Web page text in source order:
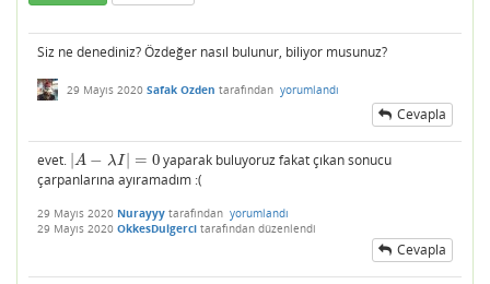
Siz ne denediniz? Özdeğer nasıl bulunur, biliyor musunuz?
29 Mayıs 2020 Safak Ozden tarafından yorumlandı
Cevapla
evet. A − λI| = 0
|A −λI |=0
yaparak buluyoruz fakat çıkan sonucu
çarpanlarına ayıramadım :(
29 Mayıs 2020 Nurayyy tarafından yorumlandı
29 Mayıs 2020 OkkesDulgerci tarafından düzenlendi
Cevapla